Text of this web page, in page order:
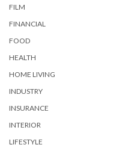
FILM
FINANCIAL
FOOD
HEALTH
HOME LIVING
INDUSTRY
INSURANCE
INTERIOR
LIFESTYLE